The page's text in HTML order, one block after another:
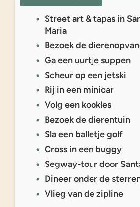
Street art & tapas in
Maria
Bezoek de
Ga een uurtje suppen
Scheur op een jetski
Rij in een minicar
Volg een kookles
Bezoek de dierentuin
Sla een balletje golf
Cross in een buggy
Segway-tour door
Dineer onder de
Vlieg van de zipline